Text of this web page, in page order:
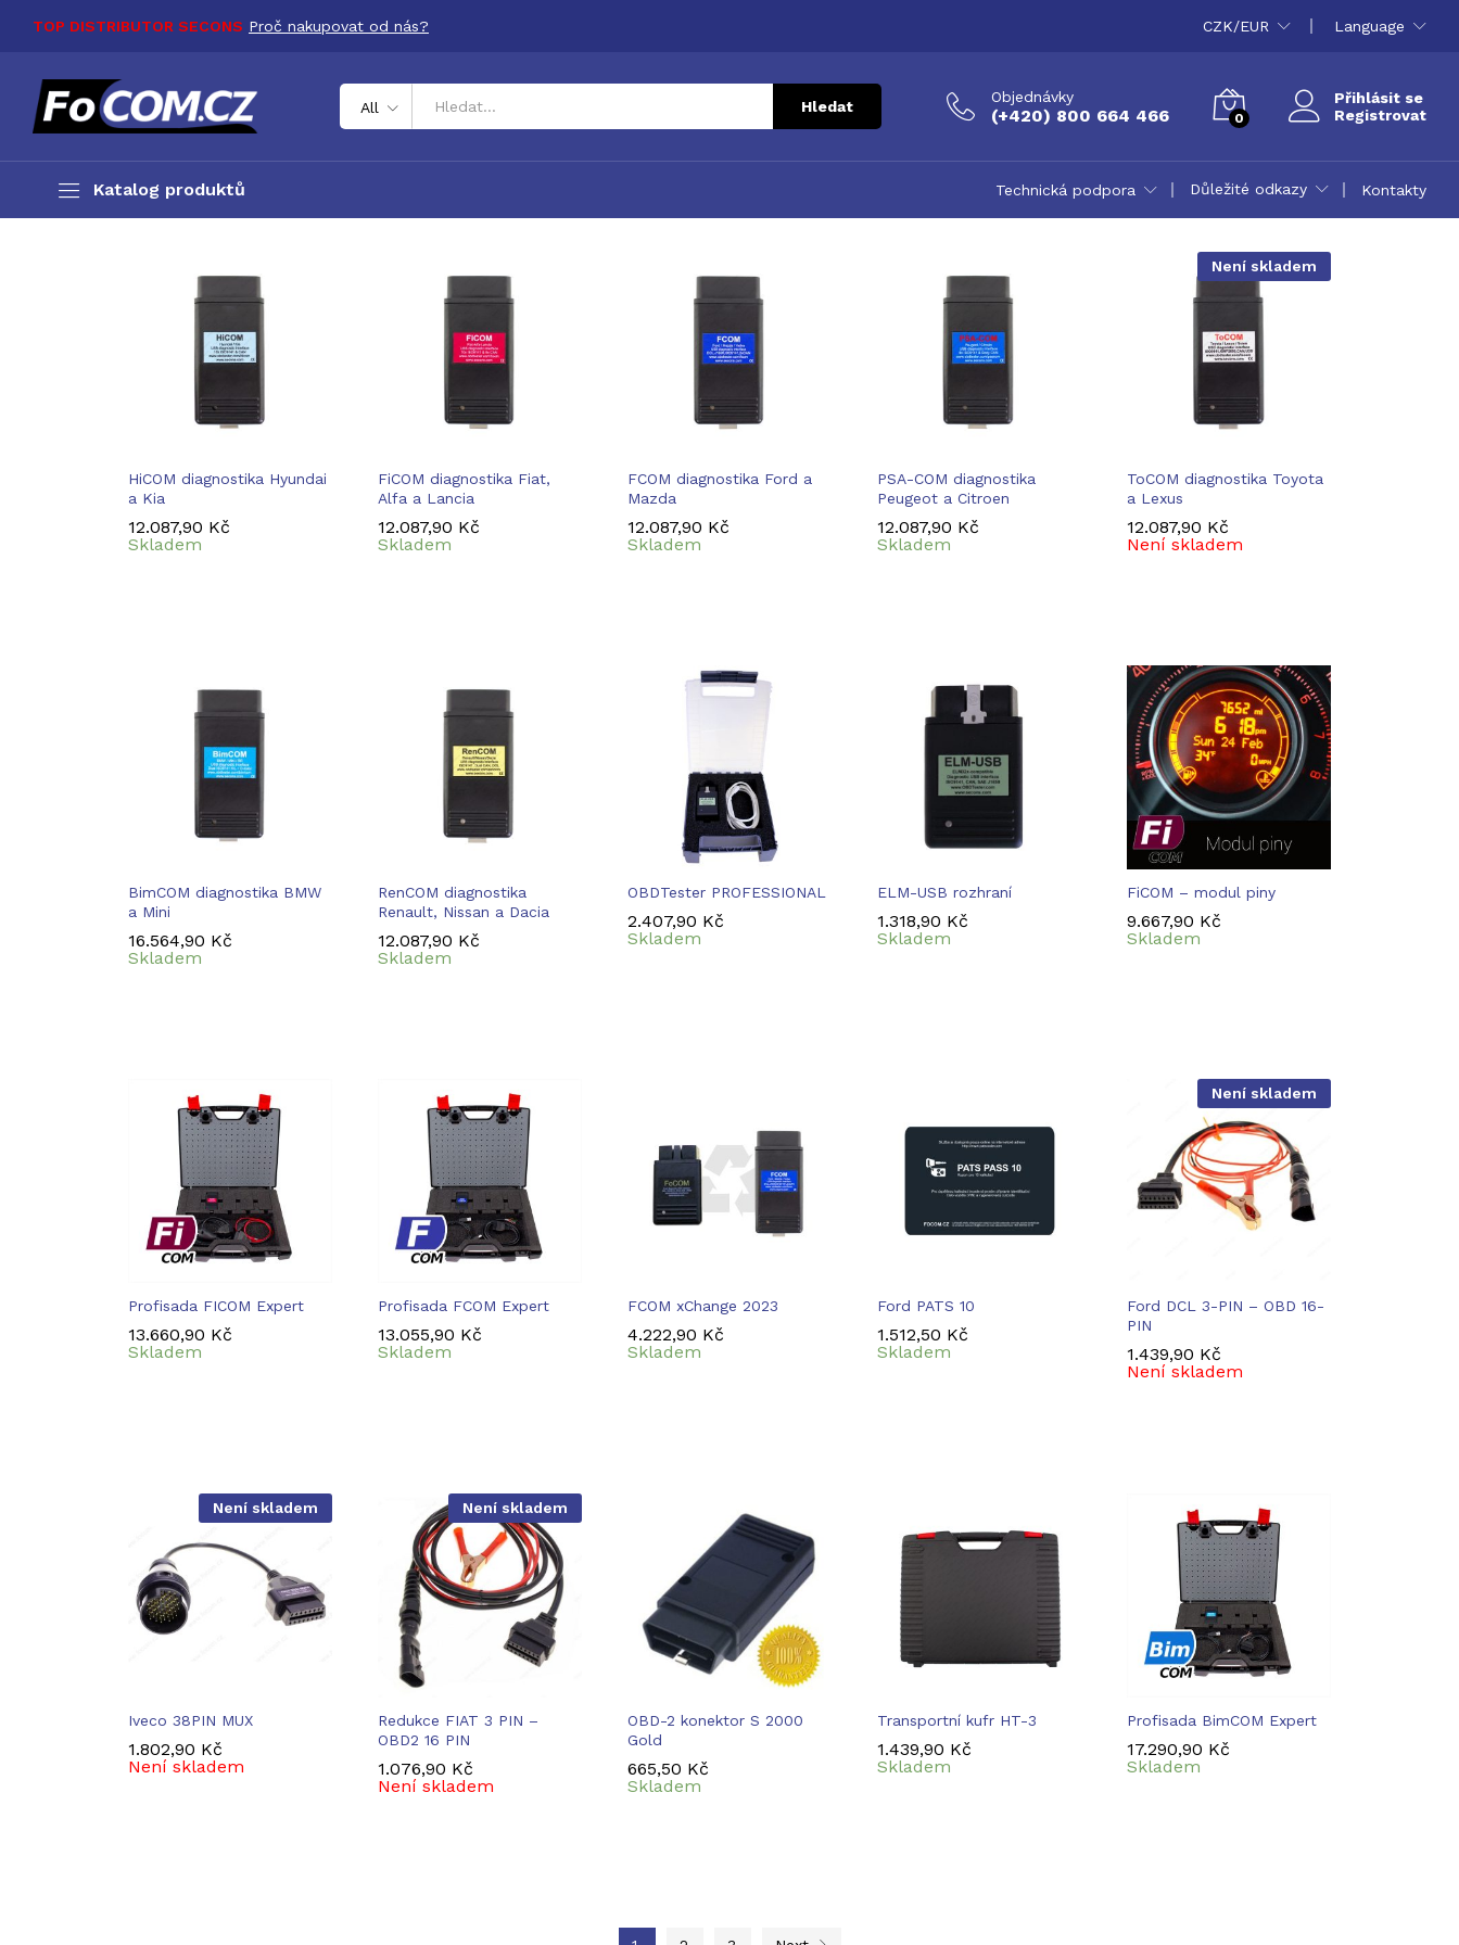
TOP DISTRIBUTOR SECONS Proč nakupovat od nás? CZK/EUR Language
All Hledat
Objednávky
(+420) 800 664 466 0
Přihlásit se
Registrovat
Katalog produktů Technická podpora Důležité odkazy Kontakty
HiCOM diagnostika Hyundai
a Kia
12.087,90 Kč
Skladem
12.087,90 Kč
FiCOM diagnostika Fiat,
Alfa a Lancia
12.087,90 Kč
Skladem
12.087,90 Kč
FCOM diagnostika Ford a
Mazda
12.087,90 Kč
Skladem
12.087,90 Kč
PSA-COM diagnostika
Peugeot a Citroen
12.087,90 Kč
Skladem
12.087,90 Kč
Není skladem
ToCOM diagnostika Toyota
a Lexus
12.087,90 Kč
Není skladem
12.087,90 Kč
BimCOM diagnostika BMW
a Mini
16.564,90 Kč
Skladem
16.564,90 Kč
RenCOM diagnostika
Renault, Nissan a Dacia
12.087,90 Kč
Skladem
12.087,90 Kč
OBDTester PROFESSIONAL
2.407,90 Kč
Skladem
2.407,90 Kč
ELM-USB rozhraní
1.318,90 Kč
Skladem
1.318,90 Kč
FiCOM – modul piny
9.667,90 Kč
Skladem
9.667,90 Kč
Profisada FICOM Expert
13.660,90 Kč
Skladem
13.660,90 Kč
Profisada FCOM Expert
13.055,90 Kč
Skladem
13.055,90 Kč
FCOM xChange 2023
4.222,90 Kč
Skladem
4.222,90 Kč
Ford PATS 10
1.512,50 Kč
Skladem
1.512,50 Kč
Není skladem
Ford DCL 3-PIN – OBD 16-
PIN
1.439,90 Kč
Není skladem
1.439,90 Kč
Není skladem
Iveco 38PIN MUX
1.802,90 Kč
Není skladem
1.802,90 Kč
Není skladem
Redukce FIAT 3 PIN –
OBD2 16 PIN
1.076,90 Kč
Není skladem
1.076,90 Kč
OBD-2 konektor S 2000
Gold
665,50 Kč
Skladem
665,50 Kč
Transportní kufr HT-3
1.439,90 Kč
Skladem
1.439,90 Kč
Profisada BimCOM Expert
17.290,90 Kč
Skladem
17.290,90 Kč